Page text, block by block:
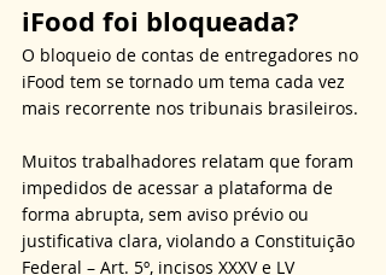
iFood foi bloqueada?
O bloqueio de contas de entregadores no
iFood tem se tornado um tema cada vez
mais recorrente nos tribunais brasileiros.
Muitos trabalhadores relatam que foram
impedidos de acessar a plataforma de
forma abrupta, sem aviso prévio ou
justificativa clara, violando a Constituição
Federal – Art. 5º, incisos XXXV e LV